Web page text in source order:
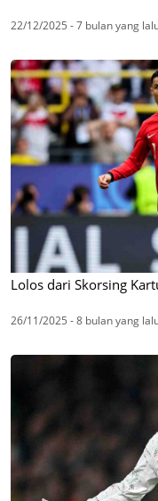
22/12/2025 - 7 bulan yang
Lolos dari Skorsing
26/11/2025 - 8 bulan yang